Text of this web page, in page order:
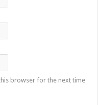
browser for the next time